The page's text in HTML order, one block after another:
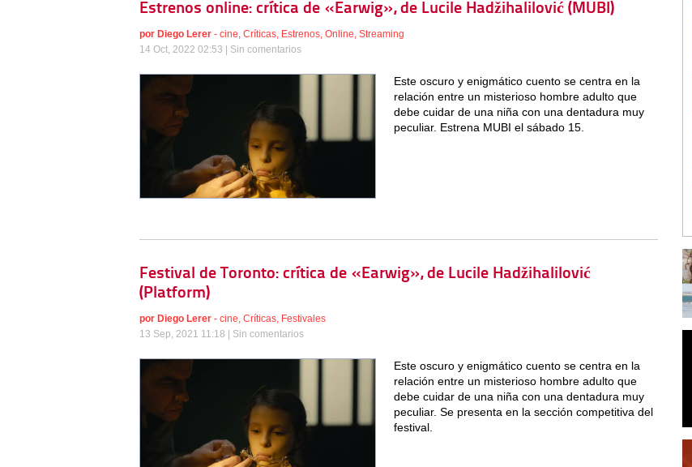
Estrenos online: crítica de «Earwig», de Lucile Hadžihalilović (MUBI)
por Diego Lerer - cine, Críticas, Estrenos, Online, Streaming
14 Oct, 2022 02:53 | Sin comentarios
Este oscuro y enigmático cuento se centra en la
relación entre un misterioso hombre adulto que
debe cuidar de una niña con una dentadura muy
peculiar. Estrena MUBI el sábado 15.
Festival de Toronto: crítica de «Earwig», de Lucile Hadžihalilović
(Platform)
por Diego Lerer - cine Críticas Festivales
13 Sep, 2021 11:18 | Sin comentarios
Este oscuro y enigmático cuento se centra en la
relación entre un misterioso hombre adulto que
debe cuidar de una niña con una dentadura muy
peculiar. Se presenta en la sección competitiva del
festival.